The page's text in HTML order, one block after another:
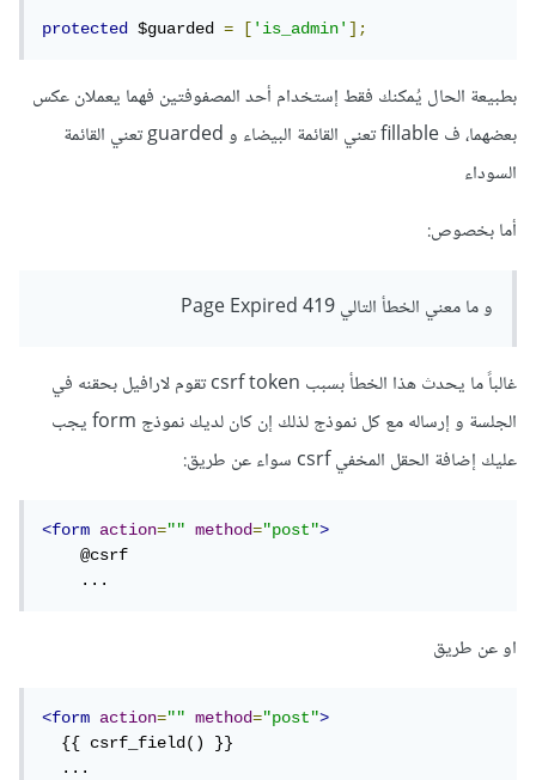
protected $guarded = ['is_admin'];
بطبيعة الحال يُمكنك فقط إستخدام أحد المصفوفتين فهما يعملان عكس
بعضهما، ف fillable تعني القائمة البيضاء و guarded تعني القائمة
السوداء
أما بخصوص:
و ما معني الخطأ التالي Page Expired 419
غالباً ما يحدث هذا الخطأ بسبب csrf token تقوم لارافيل بحقنه في
الجلسة و إرساله مع كل نموذج لذلك إن كان لديك نموذج form يجب
عليك إضافة الحقل المخفي csrf سواء عن طريق:
<form action="" method="post">
    @csrf
    ...
او عن طريق
<form action="" method="post">
  {{ csrf_field() }}
  ...